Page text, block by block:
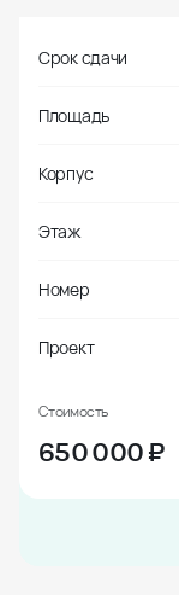
Срок сдачи
Площадь
Корпус
Этаж
Номер
Проект
Стоимость
650 000₽